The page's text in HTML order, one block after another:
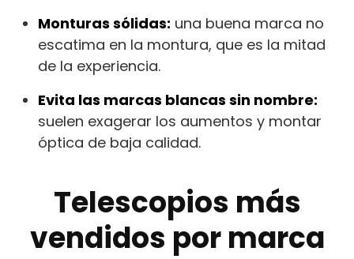
Monturas sólidas: una buena marca no
escatima en la montura, que es la mitad
de la experiencia.
Evita las marcas blancas sin nombre:
suelen exagerar los aumentos y montar
óptica de baja calidad.
Telescopios más
vendidos por marca